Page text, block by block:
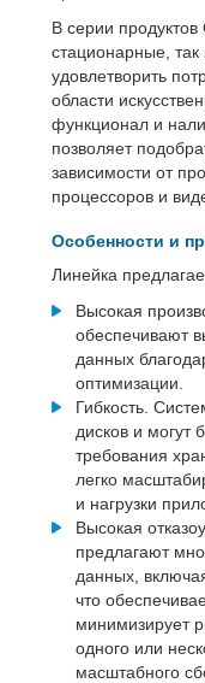
В серии продуктов
стационарные,
удовлетворить
области
функционал и
позволяет
зависимости от
процессоров и
Особенности и
Линейка
Высокая
обеспечивают
данных
оптимизации.
Гибкость.
дисков и могут
требования
легко
и нагрузки
Высокая
предлагают
данных,
что
минимизирует
одного или
масштабного